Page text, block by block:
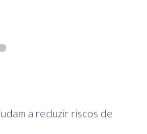
a reduzir riscos de